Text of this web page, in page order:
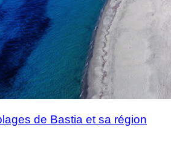
de Bastia et sa région